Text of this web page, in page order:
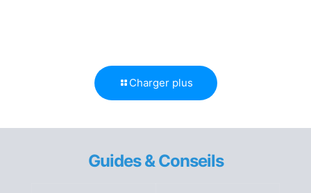
Charger plus
Guides & Conseils